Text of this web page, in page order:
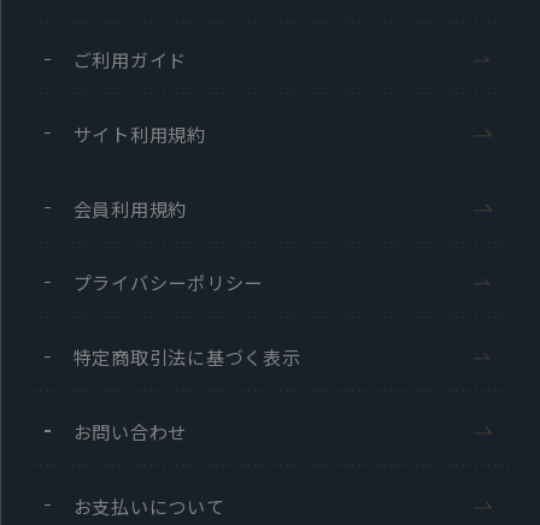
ご利用ガイド
サイト利用規約
会員利用規約
プライバシーポリシー
特定商取引法に基づく表示
お問い合わせ
お支払いについて